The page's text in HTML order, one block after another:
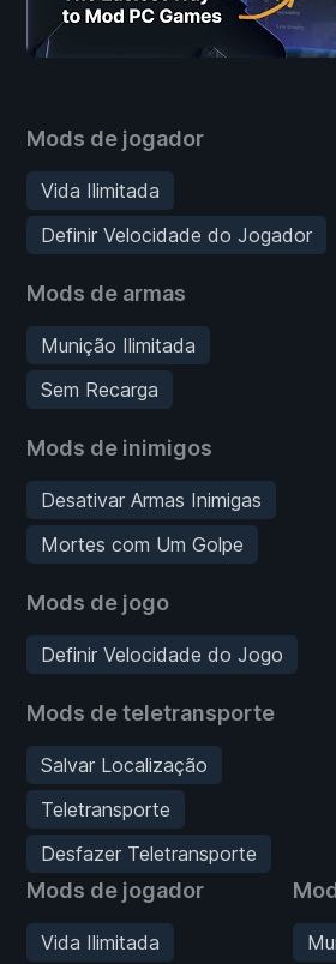
Mods de jogador
Vida Ilimitada
Definir Velocidade do Jogador
Mods de armas
Munição Ilimitada
Sem Recarga
Mods de inimigos
Desativar Armas Inimigas
Mortes com Um Golpe
Mods de jogo
Definir Velocidade do Jogo
Mods de teletransporte
Salvar Localização
Teletransporte
Desfazer Teletransporte
Mods de jogador
Vida Ilimitada